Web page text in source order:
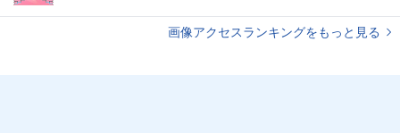
画像アクセスランキングをもっと見る